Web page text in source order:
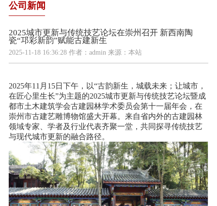
公司新闻
2025城市更新与传统技艺论坛在崇州召开 新西南陶
瓷“邛彩新韵”赋能古建新生
2025-11-18 16:36:28 作者：admin 来源：本站
2025年11 月 15日下午，以“古韵新生，城载未来；让城市，
在匠心里生长”为主题的2025城市更新与传统技艺论坛暨成
都市土木建筑学会古建园林学术委员会第十一届年会，在
崇州市古建艺雕博物馆盛大开幕。来自省内外的古建园林
领域专家、学者及行业代表齐聚一堂，共同探寻传统技艺
与现代城市更新的融合路径。